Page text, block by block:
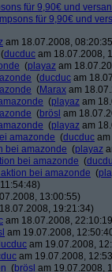
für 9,90€ und
für 9,90€ und
am 18.07.2008,
(ducduc am 18.07.2008,
(playaz am
(ducduc am
(Marax am
(playaz am
(brösl am
(playaz am
amazonde (ducduc
bei amazonde (playaz
bei amazonde (
bei amazonde (
13:00:55)
19:21:34)
am 18.07.2008,
am 19.07.2008,
am 19.07.2008,
am 19.07.2008,
(brösl am 19.07.2008,